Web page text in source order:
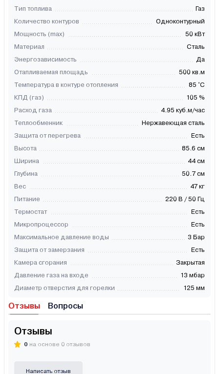
Тип топлива
Газ
Количество контуров
Одноконтурный
Мощность (max)
50 кВт
Материал
Сталь
Энергозависимость
Да
Отапливаемая площадь
500 кв.м
Температура в контуре отопления
85 °C
КПД (газ)
105 %
Расход газа
4.95 куб.м/час
Теплообменник
Нержавеющая сталь
Защита от перегрева
Есть
Высота
85.6 см
Ширина
44 см
Глубина
50.7 см
Вес
47 кг
Питание
220 В / 50 Гц
Термостат
Есть
Микропроцессор
Есть
Максимальное давление воды
3 Бар
Защита от замерзания
Есть
Камера сгорания
Закрытая
Давление газа на входе
13 мбар
Диаметр отверстия для горелки
125 мм
Отзывы Вопросы
Отзывы
0 на основе 0 отзывов
Написать отзыв